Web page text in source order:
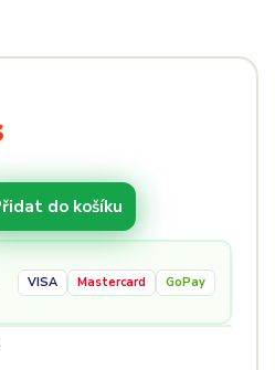
do košíku
VISA Mastercard GoPay